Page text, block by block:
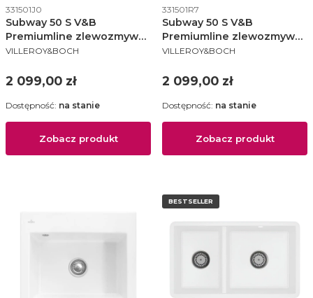
Kod produktu
331501J0
Subway 50 S V&B
Premiumline zlewozmywak
ceramiczny 525x510 KM
PRODUCENT
VILLEROY&BOCH
Cena
2 099,00 zł
Zobacz produkt
Dostępność: na stanie
Kod produktu
331501R7
Subway 50 S V&B
Premiumline zlewozmywak
ceramiczny 525x510 KM
PRODUCENT
VILLEROY&BOCH
Cena
2 099,00 zł
Zobacz produkt
Dostępność: na stanie
BESTSELLER